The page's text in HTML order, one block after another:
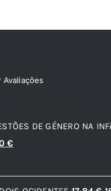
Avaliações
DE GÉNERO NA
€
atual